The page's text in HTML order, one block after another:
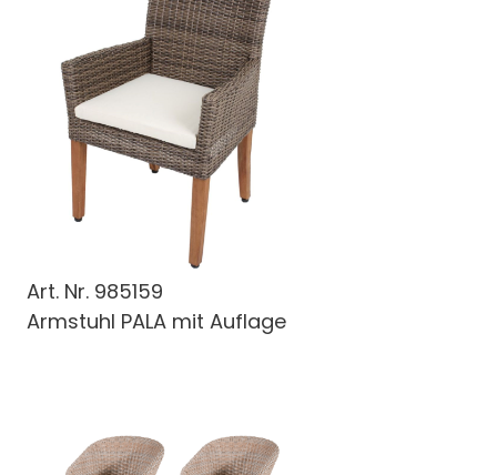
Art. Nr. 985159
Armstuhl PALA mit Auflage